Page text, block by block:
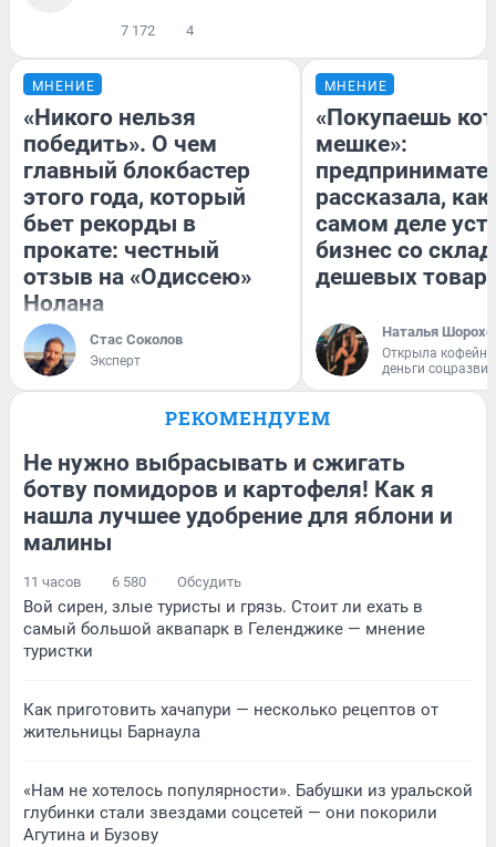
7 172 4
МНЕНИЕ
«Никого нельзя
победить». О чем
главный блокбастер
этого года, который
бьет рекорды в
прокате: честный
отзыв на «Одиссею»
Нолана
Стас Соколов
Эксперт
МНЕНИЕ
«Покупаешь
мешке»:
рассказала, как
самом деле
бизнес со
дешевых
Наталья
Открыла
деньги
РЕКОМЕНДУЕМ
Не нужно выбрасывать и сжигать
ботву помидоров и картофеля! Как я
нашла лучшее удобрение для яблони и
малины
11 часов 6 580 Обсудить
Вой сирен, злые туристы и грязь. Стоит ли ехать в
самый большой аквапарк в Геленджике — мнение
туристки
Как приготовить хачапури — несколько рецептов от
жительницы Барнаула
«Нам не хотелось популярности». Бабушки из уральской
глубинки стали звездами соцсетей — они покорили
Агутина и Бузову